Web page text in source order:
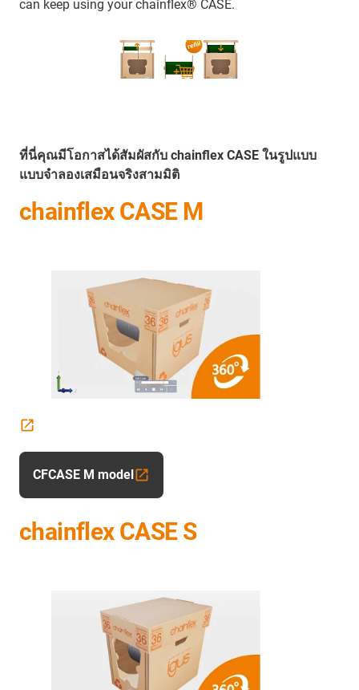
can keep using your chainflex® CASE.
ที่นี่คุณมีโอกาสได้สัมผัสกับ chainflex CASE ในรูปแบบ
แบบจำลองเสมือนจริงสามมิติ
chainflex CASE M
CFCASE M model
chainflex CASE S